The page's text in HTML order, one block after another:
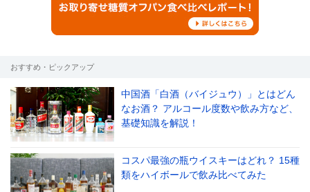
おすすめ・ピックアップ
中国酒「白酒（バイジュウ）」とはどん
なお酒？ アルコール度数や飲み方など、
基礎知識を解説！
コスパ最強の瓶ウイスキーはどれ？ 15種
類をハイボールで飲み比べてみた